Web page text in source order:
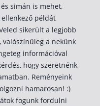
simán is mehet,
példát
sikerült a legjobb
a nekünk
információval
hogy szeretnénk
Reményeink
hamarosan! :)
fogunk fordulni